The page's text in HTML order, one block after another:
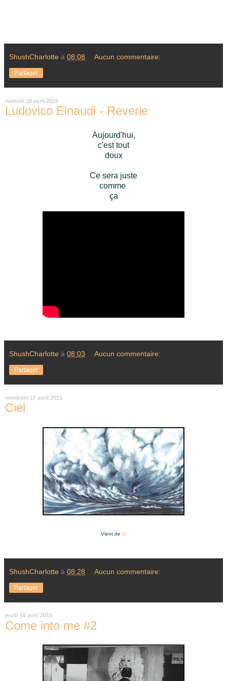
ShushCharlotte à 08:08 Aucun commentaire:
Partager
samedi 18 avril 2015
Ludovico Einaudi - Reverie
Aujourd'hui,
c'est tout
doux
Ce sera juste
comme
ça
ShushCharlotte à 08:03 Aucun commentaire:
Partager
vendredi 17 avril 2015
Ciel
Vient de là
ShushCharlotte à 08:28 Aucun commentaire:
Partager
jeudi 16 avril 2015
Come into me #2